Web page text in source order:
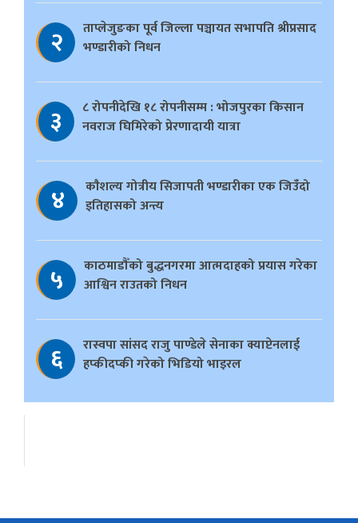
२
ताप्लेजुङका पूर्व जिल्ला पञ्चायत सभापति श्रीप्रसाद
भण्डारीको निधन
३
८ रोपनीदेखि १८ रोपनीसम्म : भोजपुरका किसान
नवराज घिमिरेको प्रेरणादायी यात्रा
४
काैशल्य गोत्रीय सिजापती भण्डारीका एक जिउँदो
इतिहासको अन्त्य
५
काठमाडौँको बुद्धनगरमा आत्मदाहको प्रयास गरेका
आश्विन राउतको निधन
६
रास्वपा सांसद राजु पाण्डेले सेनाका क्याप्टेनलाई
हप्कीदप्की गरेको भिडियो भाइरल